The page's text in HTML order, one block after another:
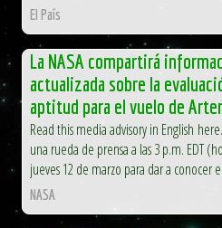
El País
La NASA compartirá
actualizada sobre la
aptitud para el vuelo de
Read this media advisory in English
una rueda de prensa a las 3 p.m. EDT
jueves 12 de marzo para dar a conocer
NASA